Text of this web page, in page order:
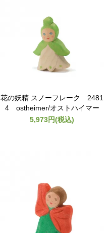
花の妖精 スノーフレーク 2481
4 ostheimer/オストハイマー
5,973円(税込)